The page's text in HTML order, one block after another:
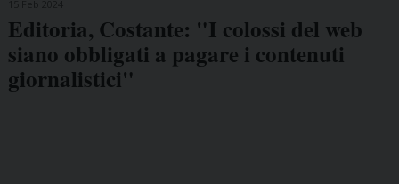
Editoria, Costante: "I colossi del web
siano obbligati a pagare i contenuti
giornalistici"